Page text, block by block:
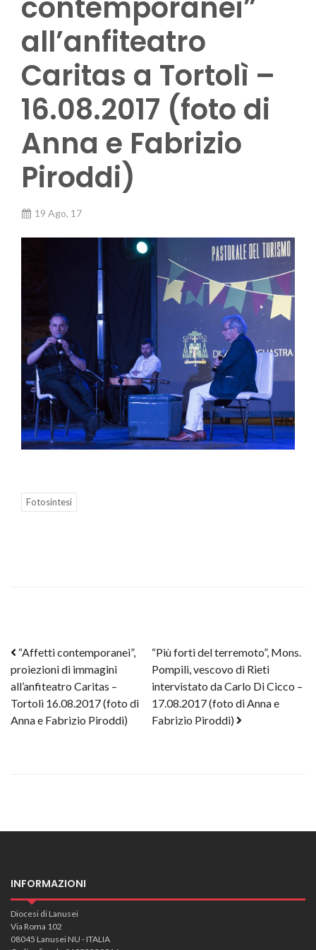
contemporanei”
all’anfiteatro
Caritas a Tortolì –
16.08.2017 (foto di
Anna e Fabrizio
Piroddi)
19 Ago, 17
Fotosintesi
Post navigation
“Affetti contemporanei”,
proiezioni di immagini
all’anfiteatro Caritas –
Tortolì 16.08.2017 (foto di
Anna e Fabrizio Piroddi)
“Più forti del terremoto”, Mons.
Pompili, vescovo di Rieti
intervistato da Carlo Di Cicco –
17.08.2017 (foto di Anna e
Fabrizio Piroddi)
INFORMAZIONI
Diocesi di Lanusei
Via Roma 102
08045 Lanusei NU - ITALIA